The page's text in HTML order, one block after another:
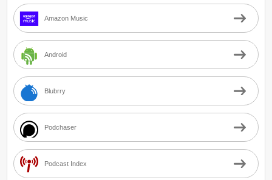
Amazon Music
Android
Blubrry
Podchaser
Podcast Index